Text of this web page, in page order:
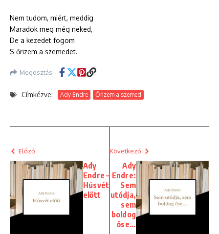
Nem tudom, miért, meddig
Maradok meg még neked,
De a kezedet fogom
S őrizem a szemedet.
Megosztás
Címkézve: Ady Endre Őrizem a szemed
Előző
Ady
Endre –
Húsvét
előtt
Következő
Ady
Endre:
Sem
utódja,
sem
boldog
őse…